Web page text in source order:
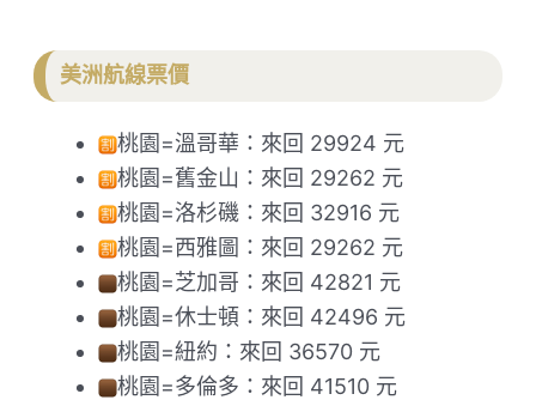
美洲航線票價
桃園=溫哥華：來回 29924 元
桃園=舊金山：來回 29262 元
桃園=洛杉磯：來回 32916 元
桃園=西雅圖：來回 29262 元
桃園=芝加哥：來回 42821 元
桃園=休士頓：來回 42496 元
桃園=紐約：來回 36570 元
桃園=多倫多：來回 41510 元